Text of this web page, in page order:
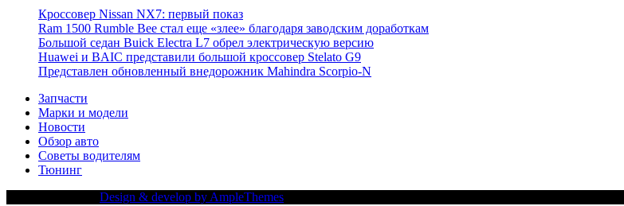
Кроссовер Nissan NX7: первый показ
Ram 1500 Rumble Bee стал еще «злее» благодаря заводским доработкам
Большой седан Buick Electra L7 обрел электрическую версию
Huawei и BAIC представили большой кроссовер Stelato G9
Представлен обновленный внедорожник Mahindra Scorpio-N
Запчасти
Марки и модели
Новости
Обзор авто
Советы водителям
Тюнинг
Design & develop by AmpleThemes